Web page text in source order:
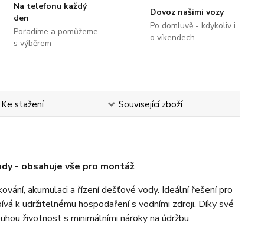
Na telefonu každý
den
Poradíme a pomůžeme
s výběrem
Dovoz našimi vozy
Po domluvě - kdykoliv i
o víkendech
Ke stažení Související zboží
- obsahuje vše pro montáž
akumulaci a řízení dešťové vody. Ideální řešení pro
k udržitelnému hospodaření s vodními zdroji. Díky své
životnost s minimálními nároky na údržbu.